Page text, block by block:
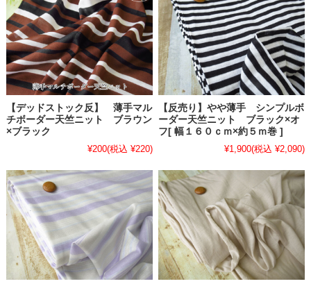
【デッドストック反】 薄手マル
チボーダー天竺ニット ブラウン
×ブラック
¥200(税込 ¥220)
【反売り】やや薄手 シンプルボ
ーダー天竺ニット ブラック×オ
フ[ 幅１６０ｃｍ×約５ｍ巻 ]
¥1,900(税込 ¥2,090)